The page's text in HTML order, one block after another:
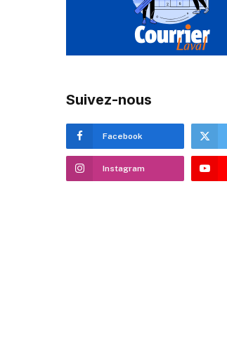
Suivez-nous
Facebook
Instagram